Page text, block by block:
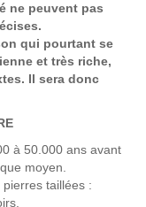
ne peuvent pas
qui pourtant se
et très riche,
Il sera donc
à 50.000 ans avant
moyen.
taillées :